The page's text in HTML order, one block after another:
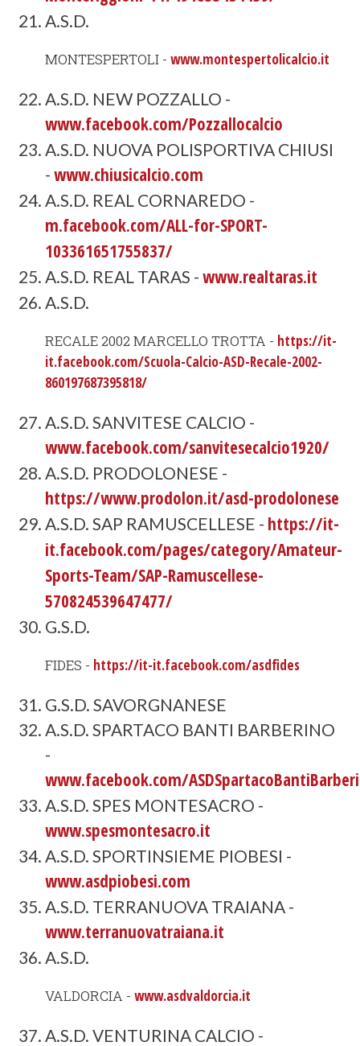
A.S.D.
MONTESPERTOLI - www.montespertolicalcio.it
A.S.D. NEW POZZALLO -
www.facebook.com/Pozzallocalcio
A.S.D. NUOVA POLISPORTIVA CHIUSI
- www.chiusicalcio.com
A.S.D. REAL CORNAREDO -
m.facebook.com/ALL-for-SPORT-
103361651755837/
A.S.D. REAL TARAS - www.realtaras.it
A.S.D.
RECALE 2002 MARCELLO TROTTA - https://it-
it.facebook.com/Scuola-Calcio-ASD-Recale-2002-
860197687395818/
A.S.D. SANVITESE CALCIO -
www.facebook.com/sanvitesecalcio1920/
A.S.D. PRODOLONESE -
https://www.prodolon.it/asd-prodolonese
A.S.D. SAP RAMUSCELLESE - https://it-
it.facebook.com/pages/category/Amateur-
Sports-Team/SAP-Ramuscellese-
570824539647477/
G.S.D.
FIDES - https://it-it.facebook.com/asdfides
G.S.D. SAVORGNANESE
A.S.D. SPARTACO BANTI BARBERINO
-
www.facebook.com/
A.S.D. SPES MONTESACRO -
www.spesmontesacro.it
A.S.D. SPORTINSIEME PIOBESI -
www.asdpiobesi.com
A.S.D. TERRANUOVA TRAIANA -
www.terranuovatraiana.it
A.S.D.
VALDORCIA - www.asdvaldorcia.it
A.S.D. VENTURINA CALCIO -